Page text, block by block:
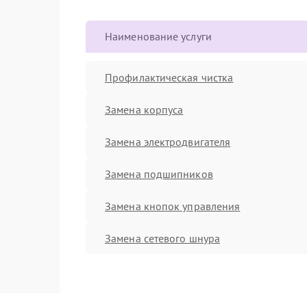
Наименование услуги
Профилактическая чистка
Замена корпуса
Замена электродвигателя
Замена подшипников
Замена кнопок управления
Замена сетевого шнура